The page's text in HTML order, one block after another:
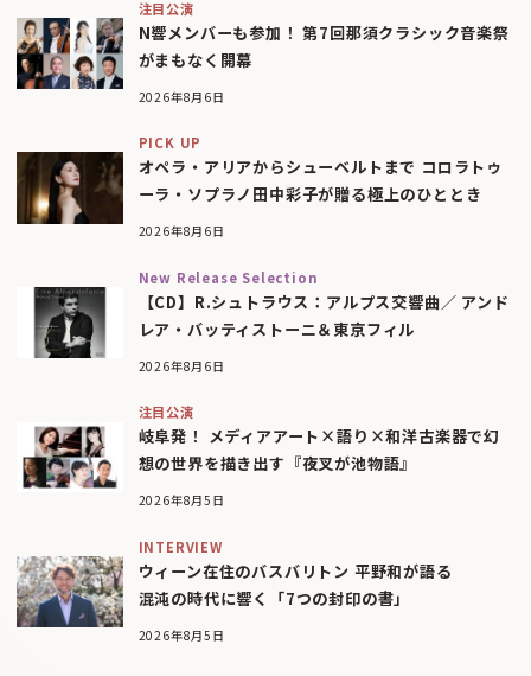
注目公演
N響メンバーも参加！ 第7回那須クラシック音楽祭
がまもなく開幕
2026年8月6日
PICK UP
オペラ・アリアからシューベルトまで コロラトゥ
ーラ・ソプラノ田中彩子が贈る極上のひととき
2026年8月6日
New Release Selection
【CD】R.シュトラウス：アルプス交響曲／ アンド
レア・バッティストーニ＆東京フィル
2026年8月6日
注目公演
岐阜発！ メディアアート×語り×和洋古楽器で幻
想の世界を描き出す『夜叉が池物語』
2026年8月5日
INTERVIEW
ウィーン在住のバスバリトン 平野和が語る
混沌の時代に響く「7つの封印の書」
2026年8月5日